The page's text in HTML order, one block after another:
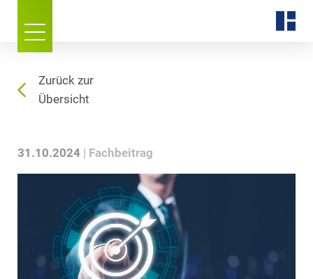
Zurück zur
Übersicht
31.10.2024 Fachbeitrag